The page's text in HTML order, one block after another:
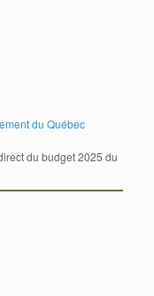
du Québec
du budget 2025 du